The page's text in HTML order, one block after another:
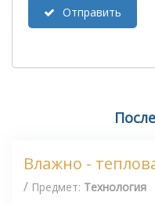
Отправить
Влажно -
/ Предмет: Технология